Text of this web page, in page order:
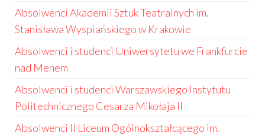
Absolwenci Akademii Sztuk Teatralnych im.
Stanisława Wyspiańskiego w Krakowie
Absolwenci i studenci Uniwersytetu we Frankfurcie
nad Menem
Absolwenci i studenci Warszawskiego Instytutu
Politechnicznego Cesarza Mikołaja II
Absolwenci II Liceum Ogólnokształcącego im.